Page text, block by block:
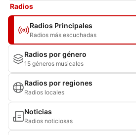
Radios
Radios Principales
Radios más escuchadas
Radios por género
15 géneros musicales
Radios por regiones
Radios locales
Noticias
Radios noticiosas